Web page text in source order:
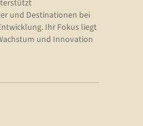
und Destinationen bei
Ihr Fokus liegt
und Innovation